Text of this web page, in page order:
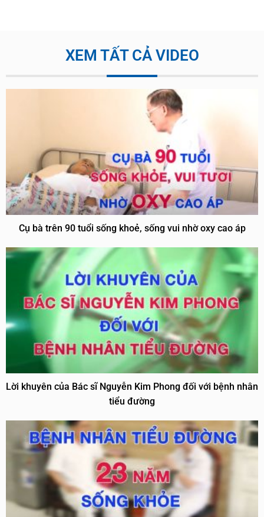
XEM TẤT CẢ VIDEO
Cụ bà trên 90 tuổi sống khoẻ, sống vui nhờ oxy cao áp
Lời khuyên của Bác sĩ Nguyễn Kim Phong đối với bệnh nhân
tiểu đường